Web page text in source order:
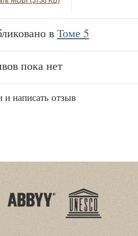
в Томе 5
пока нет
и написать отзыв